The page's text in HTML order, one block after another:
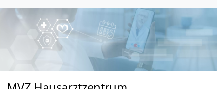
Finden